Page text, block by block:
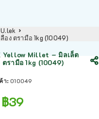
U.lek
อง ตรามือ 1kg (10049)
Yellow Millet – มิลเล็ต
ตรามือ 1kg (10049)
า: 010049
฿39